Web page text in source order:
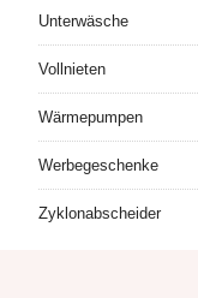
Unterwäsche
Vollnieten
Wärmepumpen
Werbegeschenke
Zyklonabscheider